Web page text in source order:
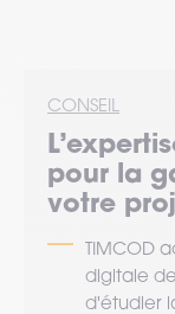
CONSEIL
pour la
votre
TIMCOD
digitale
d'étudier